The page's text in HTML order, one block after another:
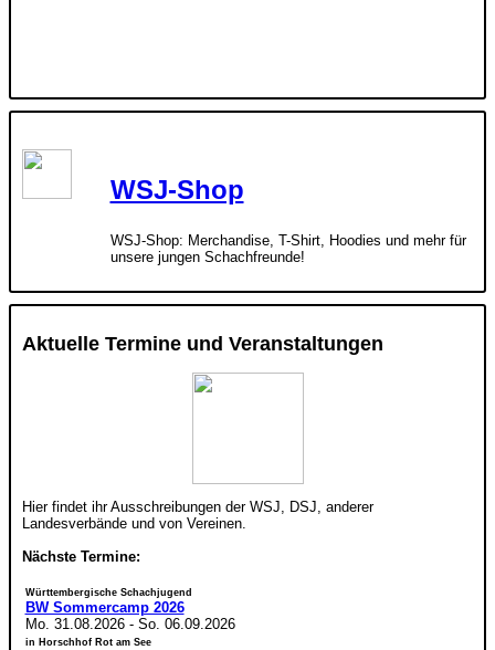
WSJ-Shop
WSJ-Shop: Merchandise, T-Shirt, Hoodies und mehr für
unsere jungen Schachfreunde!
Aktuelle Termine und Veranstaltungen
Hier findet ihr Ausschreibungen der WSJ, DSJ, anderer
Landesverbände und von Vereinen.
Nächste Termine:
Württembergische Schachjugend
BW Sommercamp 2026
Mo. 31.08.2026- So. 06.09.2026
in Horschhof Rot am See